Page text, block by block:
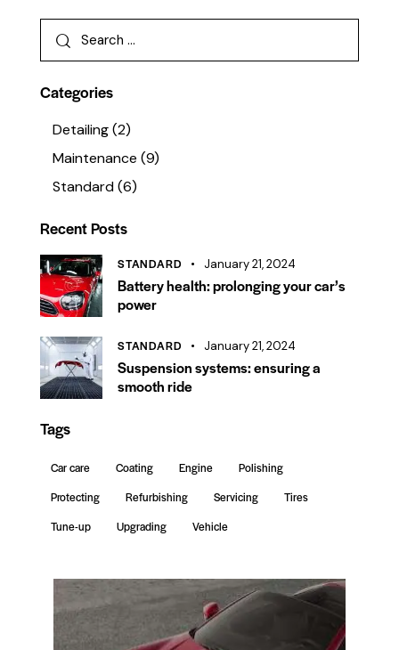
Categories
Detailing(2)
Maintenance (9)
Standard(6)
Recent Posts
STANDARD January 21, 2024
Battery health: prolonging your car’s
power
STANDARD January 21, 2024
Suspension systems: ensuring a
smooth ride
Tags
Car care Coating Engine
Polishing
Protecting
Refurbishing Servicing
Tires
Tune-up
Upgrading Vehicle